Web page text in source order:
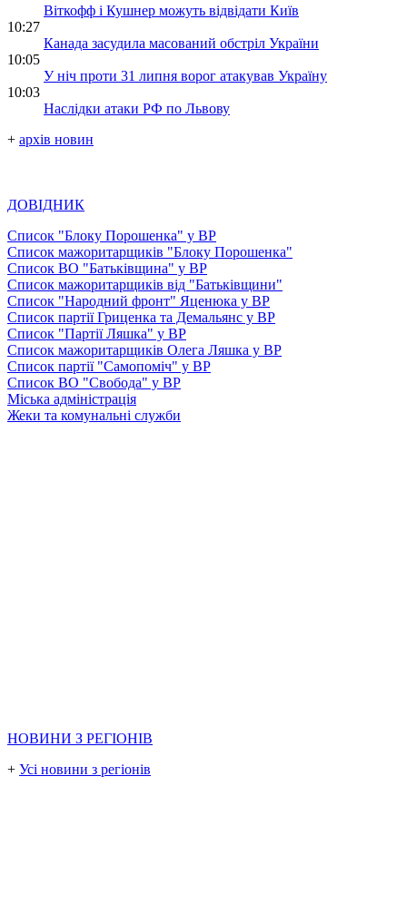
Віткофф і Кушнер можуть відвідати Київ
10:27
Канада засудила масований обстріл України
10:05
У ніч проти 31 липня ворог атакував Україну
10:03
Наслідки атаки РФ по Львову
+ архів новин
ДОВІДНИК
Список "Блоку Порошенка" у ВР
Список мажоритарщиків "Блоку Порошенка"
Список ВО "Батьківщина" у ВР
Список мажоритарщиків від "Батьківщини"
Список "Народний фронт" Яценюка у ВР
Список партії Гриценка та Демальянс у ВР
Список "Партії Ляшка" у ВР
Список мажоритарщиків Олега Ляшка у ВР
Список партії "Самопоміч" у ВР
Список ВО "Свобода" у ВР
Міська адміністрація
Жеки та комунальні служби
НОВИНИ З РЕГІОНІВ
+ Усі новини з регіонів